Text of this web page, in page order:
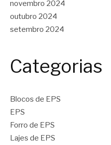
novembro 2024
outubro 2024
setembro 2024
Categorias
Blocos de EPS
EPS
Forro de EPS
Lajes de EPS